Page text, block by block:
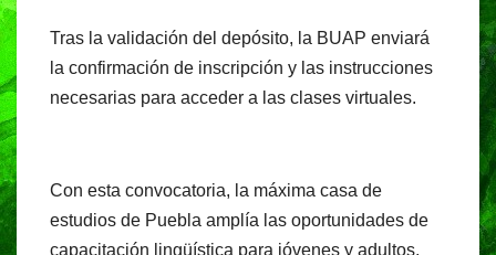
Tras la validación del depósito, la BUAP enviará
la confirmación de inscripción y las instrucciones
necesarias para acceder a las clases virtuales.
Con esta convocatoria, la máxima casa de
estudios de Puebla amplía las oportunidades de
capacitación lingüística para jóvenes y adultos,